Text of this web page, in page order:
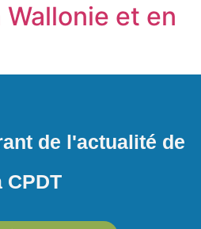
et en
de l'actualité de
CPDT